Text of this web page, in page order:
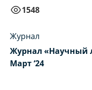
1548
Журнал
Журнал «Научный
Март ‘24